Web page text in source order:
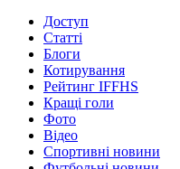
Доступ
Статті
Блоги
Котирування
Рейтинг IFFHS
Кращі голи
Фото
Відео
Спортивні новини